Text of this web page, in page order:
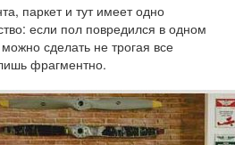
паркет и тут имеет одно
если пол повредился в одном
сделать не трогая все
фрагментно.